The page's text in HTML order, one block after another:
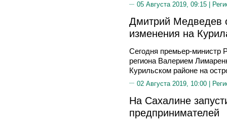
05 Августа 2019, 09:15 |
Дмитрий Медведев
изменения на
Сегодня премьер-министр
региона Валерием
Курильском районе на
02 Августа 2019, 10:00 |
На Сахалине
предпринимателей